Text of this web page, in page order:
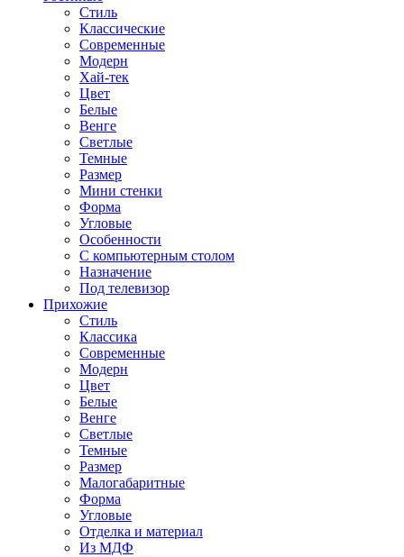
Стиль
Классические
Современные
Модерн
Хай-тек
Цвет
Белые
Венге
Светлые
Темные
Размер
Мини стенки
Форма
Угловые
Особенности
С компьютерным столом
Назначение
Под телевизор
Прихожие
Стиль
Классика
Современные
Модерн
Цвет
Белые
Венге
Светлые
Темные
Размер
Малогабаритные
Форма
Угловые
Отделка и материал
Из МДФ